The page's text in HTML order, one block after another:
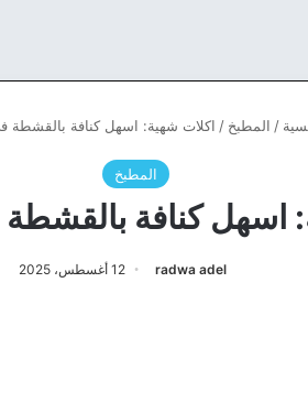
/ المطبخ / اكلات شهية: اسهل كنافة بالقشطة في 5
المطبخ
كنافة بالقشطة في 5
radwa adel 12 أغسطس، 2025